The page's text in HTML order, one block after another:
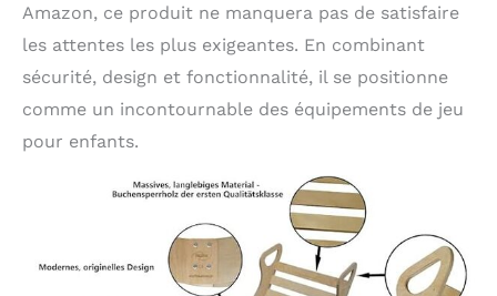
Amazon, ce produit ne manquera pas de satisfaire
les attentes les plus exigeantes. En combinant
sécurité, design et fonctionnalité, il se positionne
comme un incontournable des équipements de jeu
pour enfants.